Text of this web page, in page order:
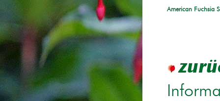
American Fuchsia